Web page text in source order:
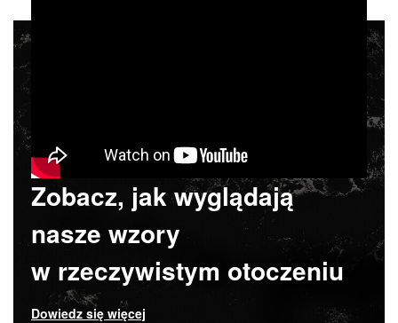
Zobacz, jak wyglądają
nasze wzory
w rzeczywistym otoczeniu
Dowiedz się więcej